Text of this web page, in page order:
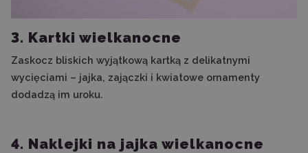
3. Kartki wielkanocne
Zaskocz bliskich wyjątkową kartką z delikatnymi
wycięciami – jajka, zajączki i kwiatowe ornamenty
dodadzą im uroku.
4. Naklejki na jajka wielkanocne